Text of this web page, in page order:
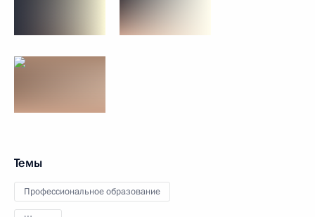
Темы
Профессиональное образование